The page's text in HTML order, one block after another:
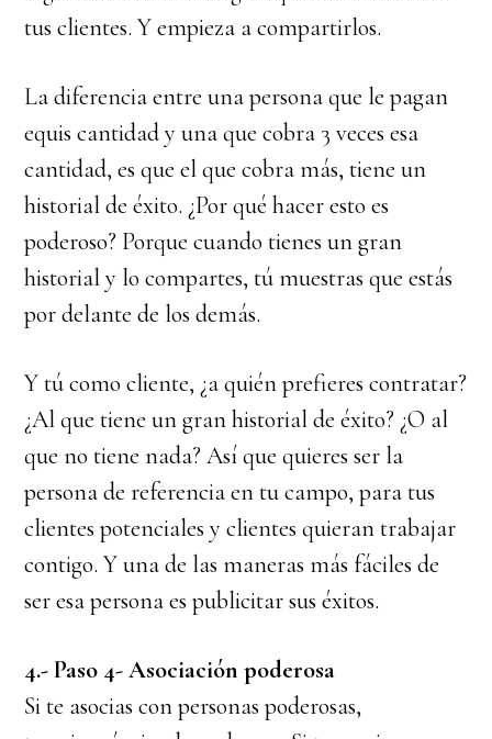
tus clientes. Y empieza a compartirlos.
La diferencia entre una persona que le pagan
equis cantidad y una que cobra 3 veces esa
cantidad, es que el que cobra más, tiene un
historial de éxito. ¿Por qué hacer esto es
poderoso? Porque cuando tienes un gran
historial y lo compartes, tú muestras que estás
por delante de los demás.
Y tú como cliente, ¿a quién prefieres contratar?
¿Al que tiene un gran historial de éxito? ¿O al
que no tiene nada? Así que quieres ser la
persona de referencia en tu campo, para tus
clientes potenciales y clientes quieran trabajar
contigo. Y una de las maneras más fáciles de
ser esa persona es publicitar sus éxitos.
4.- Paso 4- Asociación poderosa
Si te asocias con personas poderosas,